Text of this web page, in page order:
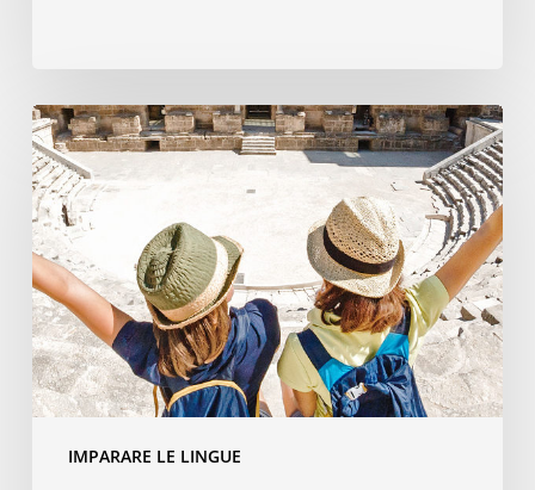
IMPARARE LE LINGUE
Perché
una
vacanza
studio
all’estero
è
il
miglior
investimento
per
propri